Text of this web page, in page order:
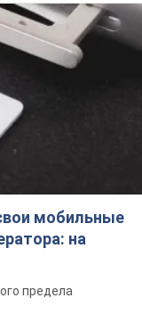
мобильные
на
предела